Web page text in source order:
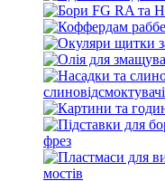
слиновідсмоктувачі
фрез